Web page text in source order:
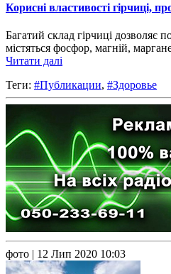
Корисні властивості гірчиці,
Багатий склад гірчиці дозволяє
містяться фосфор, магній,
Читати далі
Теги: #Публикации, #Здоровье
фото | 12 Лип 2020 10:03